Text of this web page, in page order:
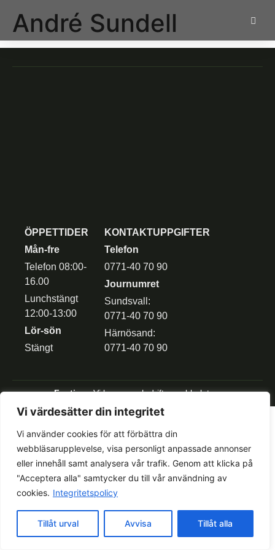
Vi värdesätter din integritet
Vi använder cookies för att förbättra din
webbläsarupplevelse, visa personligt anpassade annonser
eller innehåll samt analysera vår trafik. Genom att klicka på
"Acceptera alla" samtycker du till vår användning av
cookies. Integritetspolicy
Tillåt urval Avvisa Tillåt alla
André Sundell
ÖPPETTIDER
Mån-fre
Telefon 08:00-
16.00
Lunchstängt
12:00-13:00
Lör-sön
Stängt
KONTAKTUPPGIFTER
Telefon
0771-40 70 90
Journumret
Sundsvall:
0771-40 70 90
Härnösand:
0771-40 70 90
Fostira– Vi bygger och driftar webbplatser